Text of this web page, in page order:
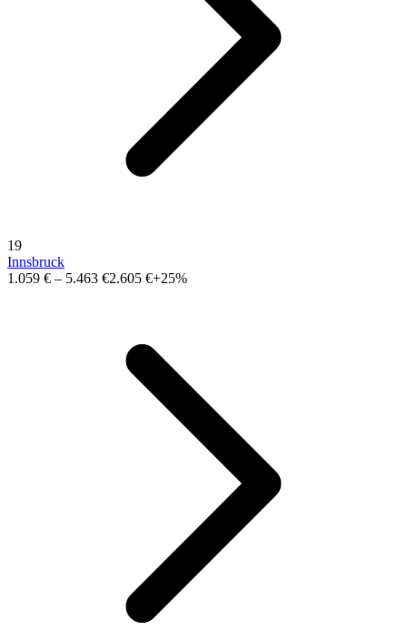
19
Innsbruck
1.059 € – 5.463 €2.605 €+25%